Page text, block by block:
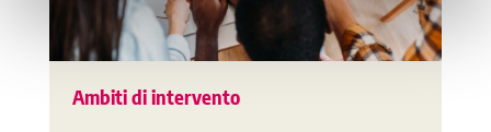
Ambiti di intervento